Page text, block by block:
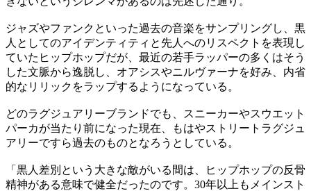
ジャズやファンクといった過去の音楽をサンプリングし、黒
人としてのアイデンティティと先人へのリスペクトを表現し
ていたヒップホップだが、最近の若手ラッパーの多くはそう
した文脈から逸脱し、オアシスやニルヴァーナを好み、内省
的なリリックをラップするようになっている。
どのラグジュアリーブランドでも、スニーカーやスウエット
パーカが当たり前になった現在、もはやストリートラグジュ
アリーですら過去のものとなろうとしている。
「黒人差別という大きな敵がいる間は、ヒップホップの反骨
精神がある意味で健全だったのです。30年以上もメインスト